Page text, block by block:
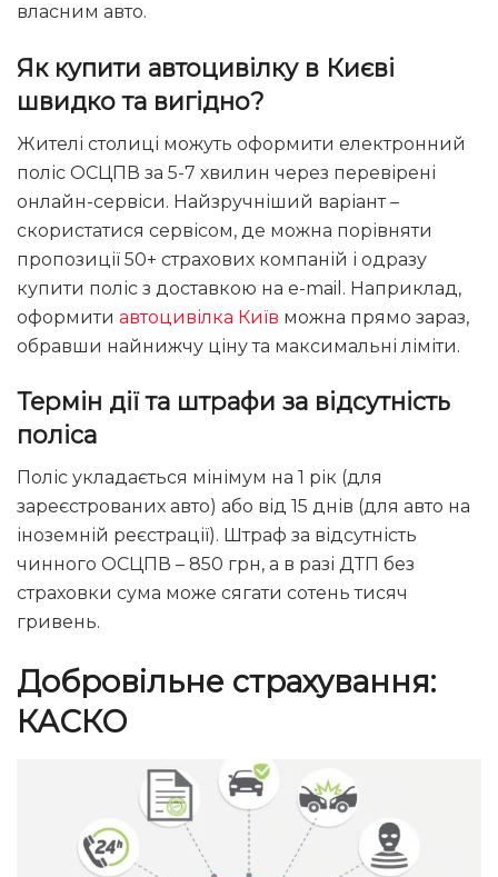
власним авто.
Як купити автоцивілку в Києві
швидко та вигідно?
Жителі столиці можуть оформити електронний
поліс ОСЦПВ за 5-7 хвилин через перевірені
онлайн-сервіси. Найзручніший варіант –
скористатися сервісом, де можна порівняти
пропозиції 50+ страхових компаній і одразу
купити поліс з доставкою на e-mail. Наприклад,
оформити автоцивілка Київ можна прямо зараз,
обравши найнижчу ціну та максимальні ліміти.
Термін дії та штрафи за відсутність
поліса
Поліс укладається мінімум на 1 рік (для
зареєстрованих авто) або від 15 днів (для авто на
іноземній реєстрації). Штраф за відсутність
чинного ОСЦПВ – 850 грн, а в разі ДТП без
страховки сума може сягати сотень тисяч
гривень.
Добровільне страхування:
КАСКО